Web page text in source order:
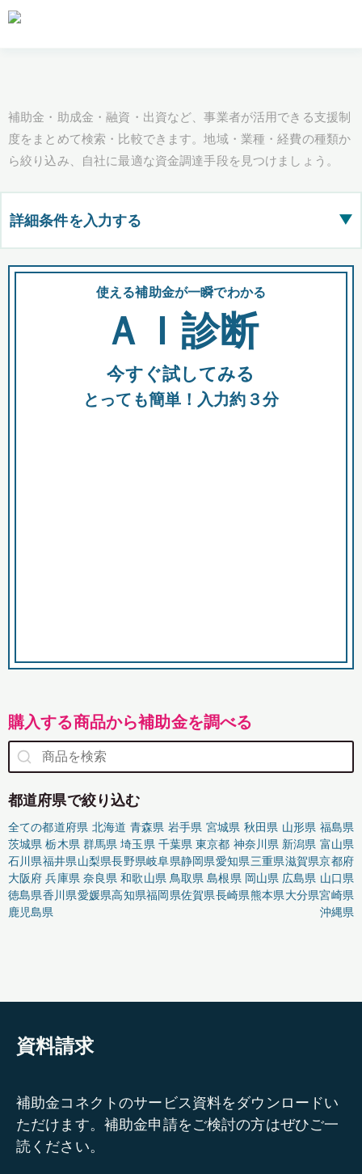
補助金・助成金・融資・出資など、事業者が活用できる支援制
度をまとめて検索・比較できます。地域・業種・経費の種類か
ら絞り込み、自社に最適な資金調達手段を見つけましょう。
詳細条件を入力する ▶
都道府県
全国の検索結果を含めて表示
助成金 融資 出資
使える補助金が一瞬でわかる
ＡＩ診断
今すぐ試してみる
とっても簡単！入力約３分
購入する商品から補助金を調べる
都道府県で絞り込む
全ての都道府県 北海道 青森県 岩手県 宮城県 秋田県 山形県 福島県
茨城県 栃木県 群馬県 埼玉県 千葉県 東京都 神奈川県 新潟県 富山県
石川県福井県山梨県長野県岐阜県静岡県愛知県三重県滋賀県京都府
大阪府 兵庫県 奈良県 和歌山県 鳥取県 島根県 岡山県 広島県 山口県
徳島県香川県愛媛県高知県福岡県佐賀県長崎県熊本県大分県宮崎県
鹿児島県
沖縄県
資料請求
補助金コネクトのサービス資料をダウンロードい
ただけます。補助金申請をご検討の方はぜひご一
読ください。